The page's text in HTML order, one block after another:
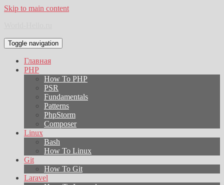
Skip to main content
Toggle navigation
Главная
PHP
How To PHP
PSR
Fundamentals
Patterns
PhpStorm
Composer
Linux
Bash
How To Linux
Git
How To Git
Laravel